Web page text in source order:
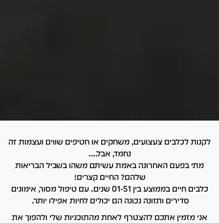
לקנות לכלבים צעצועים, משחקים או חטיפים שווים ועצמות זה
נחמד, אבל….
מתי בפעם האחרונה באמת עשיתם משהו בשביל הבריאות
שלהם? החיים קצרים!
כלבים חיים בממוצע בין 01-51 שנים. עם טיפול מסור, אימונים
סדירים ותזונה נכונה הם יכולים לחיות אפילו יותר.
אני מזמין אתכם להצטרף לאחת מהתוכניות שלי ולהפוך את